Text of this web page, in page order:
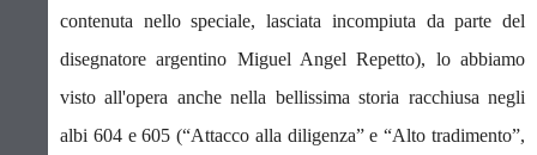
contenuta nello speciale, lasciata incompiuta da parte del
disegnatore argentino Miguel Angel Repetto), lo abbiamo
visto all'opera anche nella bellissima storia racchiusa negli
albi 604 e 605 (“Attacco alla diligenza” e “Alto tradimento”,